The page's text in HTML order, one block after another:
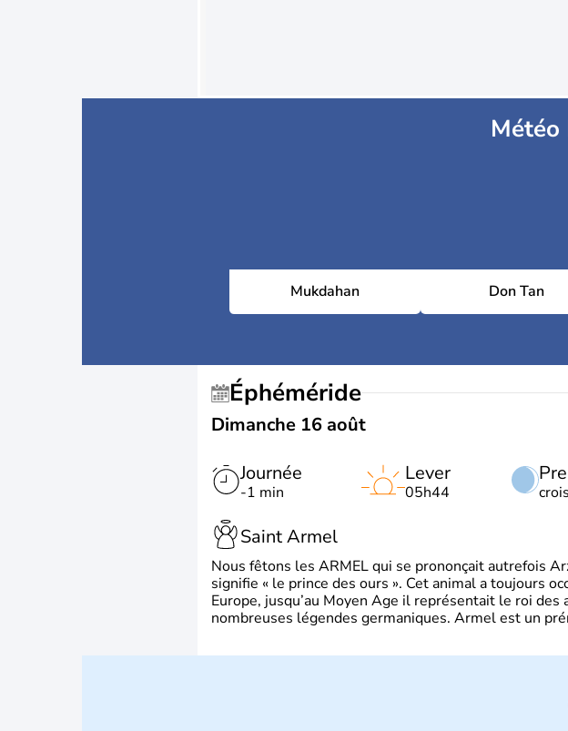
Météo
Mukdahan Don Tan
Éphéméride
Dimanche 16 août
Journée
-1 min
Lever
05h44
Saint Armel
Nous fêtons les ARMEL qui se prononçait autrefois
signifie « le prince des ours ». Cet animal a toujours
Europe, jusqu’au Moyen Age il représentait le roi des
nombreuses légendes germaniques. Armel est un